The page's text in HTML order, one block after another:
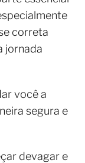
correta
jornada
você a
segura e
devagar e